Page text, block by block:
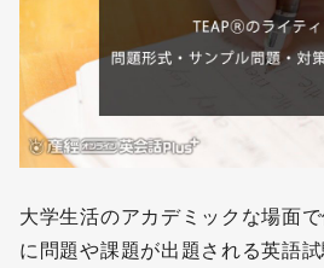
大学生活のアカデミックな場面
に問題や課題が出題される英語